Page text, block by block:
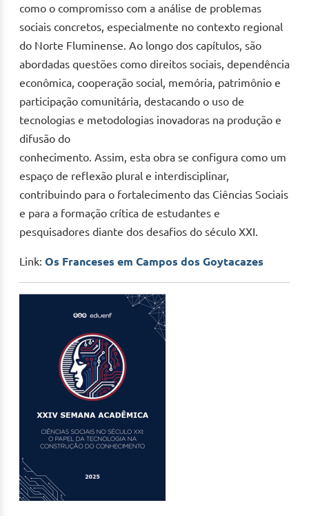
como o compromisso com a análise de problemas
sociais concretos, especialmente no contexto regional
do Norte Fluminense. Ao longo dos capítulos, são
abordadas questões como direitos sociais, dependência
econômica, cooperação social, memória, patrimônio e
participação comunitária, destacando o uso de
tecnologias e metodologias inovadoras na produção e
difusão do
conhecimento. Assim, esta obra se configura como um
espaço de reflexão plural e interdisciplinar,
contribuindo para o fortalecimento das Ciências Sociais
e para a formação crítica de estudantes e
pesquisadores diante dos desafios do século XXI.
Link: Os Franceses em Campos dos Goytacazes